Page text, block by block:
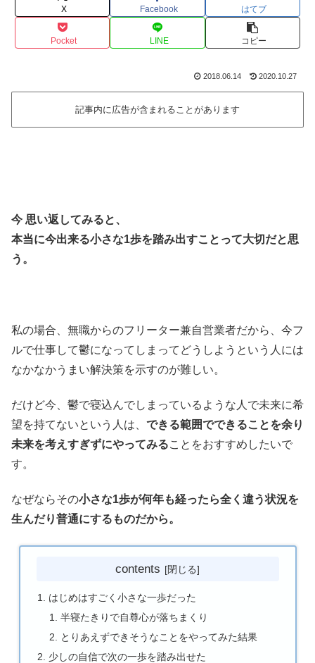
X Facebook はてブ
Pocket LINE コピー
2018.06.14 2020.10.27
記事内に広告が含まれることがあります
今 思い返してみると、
本当に今出来る小さな1歩を踏み出すことって大切だと思
う。
私の場合、無職からのフリーター兼自営業者だから、今フ
ルで仕事して鬱になってしまってどうしようという人には
なかなかうまい解決策を示すのが難しい。
だけど今、鬱で寝込んでしまっているような人で未来に希
望を持てないという人は、 できる範囲でできることを余り
未来を考えすぎずにやってみることをおすすめしたいで
す。
なぜならその小さな1歩が何年も経ったら全く違う状況を
生んだり普通にするものだから。
contents
はじめはすごく小さな一歩だった
半寝たきりで自尊心が落ちまくり
とりあえずできそうなことをやってみた結果
少しの自信で次の一歩を踏み出せた